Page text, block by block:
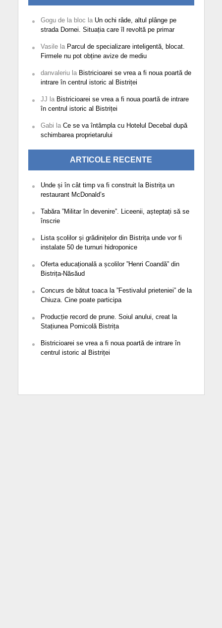
Gogu de la bloc la Un ochi râde, altul plânge pe
strada Dornei. Situația care îl revoltă pe primar
Vasilela Parcul de specializare inteligentă, blocat.
Firmele nu pot obține avize de mediu
danvaleriula Bistricioarei se vrea a fi noua poartă de
intrare în centrul istoric al Bistriței
JJ la Bistricioarei se vrea a fi noua poartă de intrare
în centrul istoric al Bistriței
Gabi la Ce se va întâmpla cu Hotelul Decebal după
schimbarea proprietarului
ARTICOLE RECENTE
Unde și în cât timp va fi construit la Bistrița un
restaurant McDonald’s
Tabăra ”Militar în devenire”. Liceenii, așteptați să se
înscrie
Lista școlilor și grădinițelor din Bistrița unde vor fi
instalate 50 de turnuri hidroponice
Oferta educațională a școlilor ”Henri Coandă” din
Bistrița-Năsăud
Concurs de bătut toaca la ”Festivalul prieteniei” de la
Chiuza. Cine poate participa
Producție record de prune. Soiul anului, creat la
Stațiunea Pomicolă Bistrița
Bistricioarei se vrea a fi noua poartă de intrare în
centrul istoric al Bistriței